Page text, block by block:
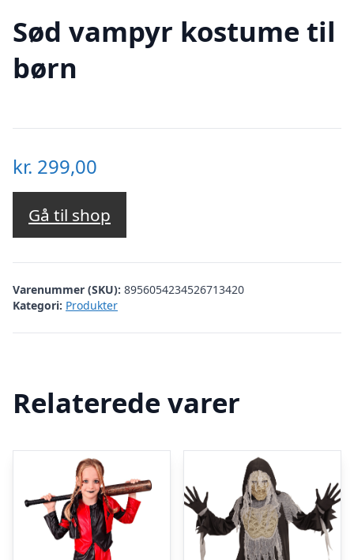
Sød vampyr kostume til
børn
kr. 299,00
Gå til shop
Varenummer (SKU): 8956054234526713420
Kategori: Produkter
Relaterede varer